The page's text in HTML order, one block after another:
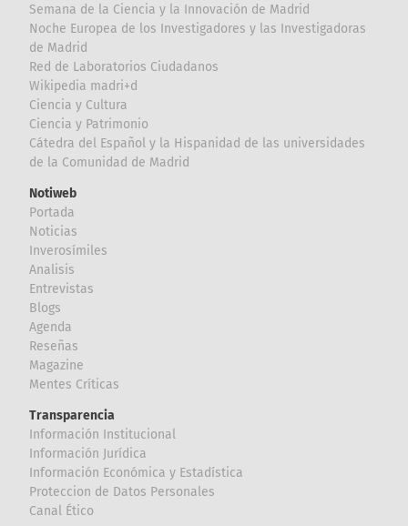
Semana de la Ciencia y la Innovación de Madrid
Noche Europea de los Investigadores y las Investigadoras
de Madrid
Red de Laboratorios Ciudadanos
Wikipedia madri+d
Ciencia y Cultura
Ciencia y Patrimonio
Cátedra del Español y la Hispanidad de las universidades
de la Comunidad de Madrid
Notiweb
Portada
Noticias
Inverosímiles
Analisis
Entrevistas
Blogs
Agenda
Reseñas
Magazine
Mentes Críticas
Transparencia
Información Institucional
Información Jurídica
Información Económica y Estadística
Proteccion de Datos Personales
Canal Ético